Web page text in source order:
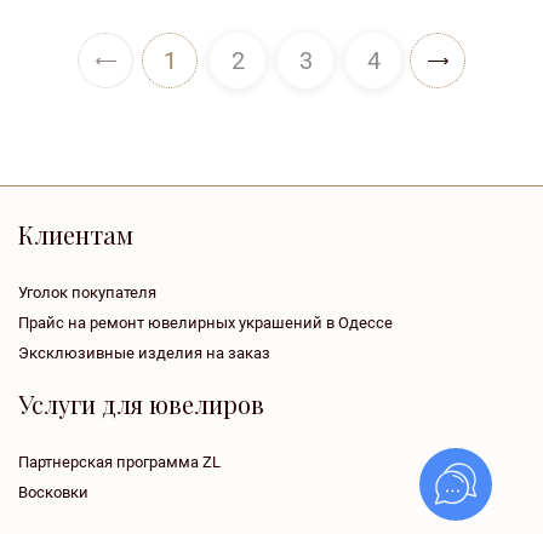
1 2 3 4
Клиентам
Уголок покупателя
Прайс на ремонт ювелирных украшений в Одессе
Эксклюзивные изделия на заказ
Услуги для ювелиров
Партнерская программа ZL
Восковки